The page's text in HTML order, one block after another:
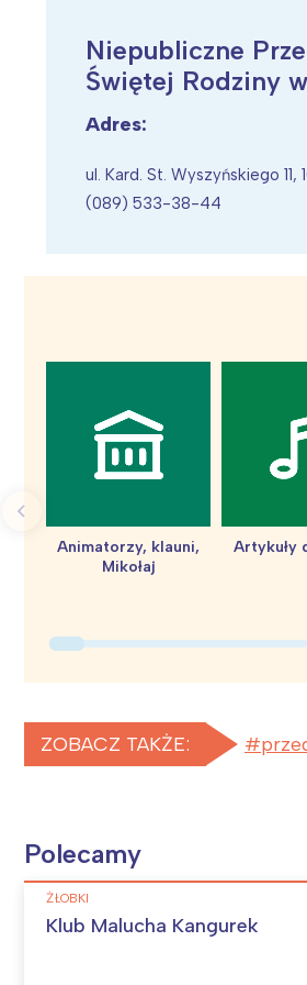
Wiosenny koncert ptaków na
Niepubliczne
Świętej Rodziny
Adres:
ul. Kard. St. Wyszyńskiego
(089) 533-38-44
Animatorzy, klauni,
Mikołaj
Artykuły
ZOBACZ TAKŻE:
Polecamy
ŻŁOBKI
Klub Malucha Kangurek